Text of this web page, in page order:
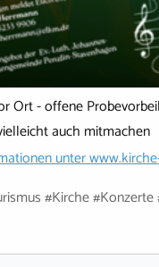
Ort - offene
auch mitmachen
unter
#Kirche #Konzerte